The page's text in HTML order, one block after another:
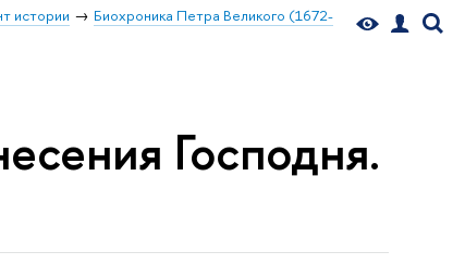
истории
Биохроника Петра Великого (1672-
Господня.